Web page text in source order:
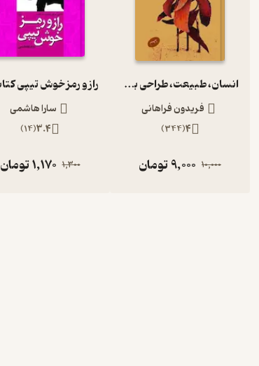
انسان، طبیعت، طراحی بازتاب طبیعت در هنر و معماری
فریدون فراهانی
4
(
344
)
10,000
9,000تومان
سارا هاشمی
3.4
(
14
)
1,300
1,170تومان